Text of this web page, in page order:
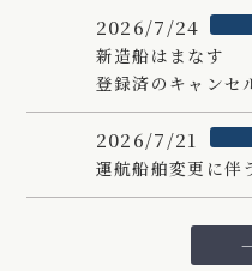
2026/7/24
新造船はまなす
登録済のキャンセ
2026/7/21
運航船舶変更に伴